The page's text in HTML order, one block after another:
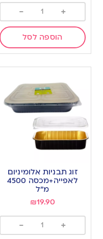
+
-
הוספה לסל
זוג תבניות אלומיניום
לאפייה+מכסה 4500
מ”ל
₪19.90
+
-